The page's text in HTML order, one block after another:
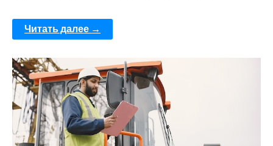
Читать далее →